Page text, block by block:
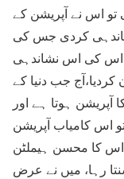
اس نے آپریشن کے
کردی جس کی
اس کی اس نشاندہی
جب دنیا کے
ہوتا ہے اور
اس کامیاب آپریشن
کا محسن ہیملٹن
رہا، میں نے عرض